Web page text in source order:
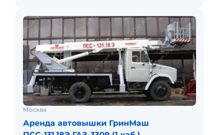
Москва
Аренда автовышки ГринМаш